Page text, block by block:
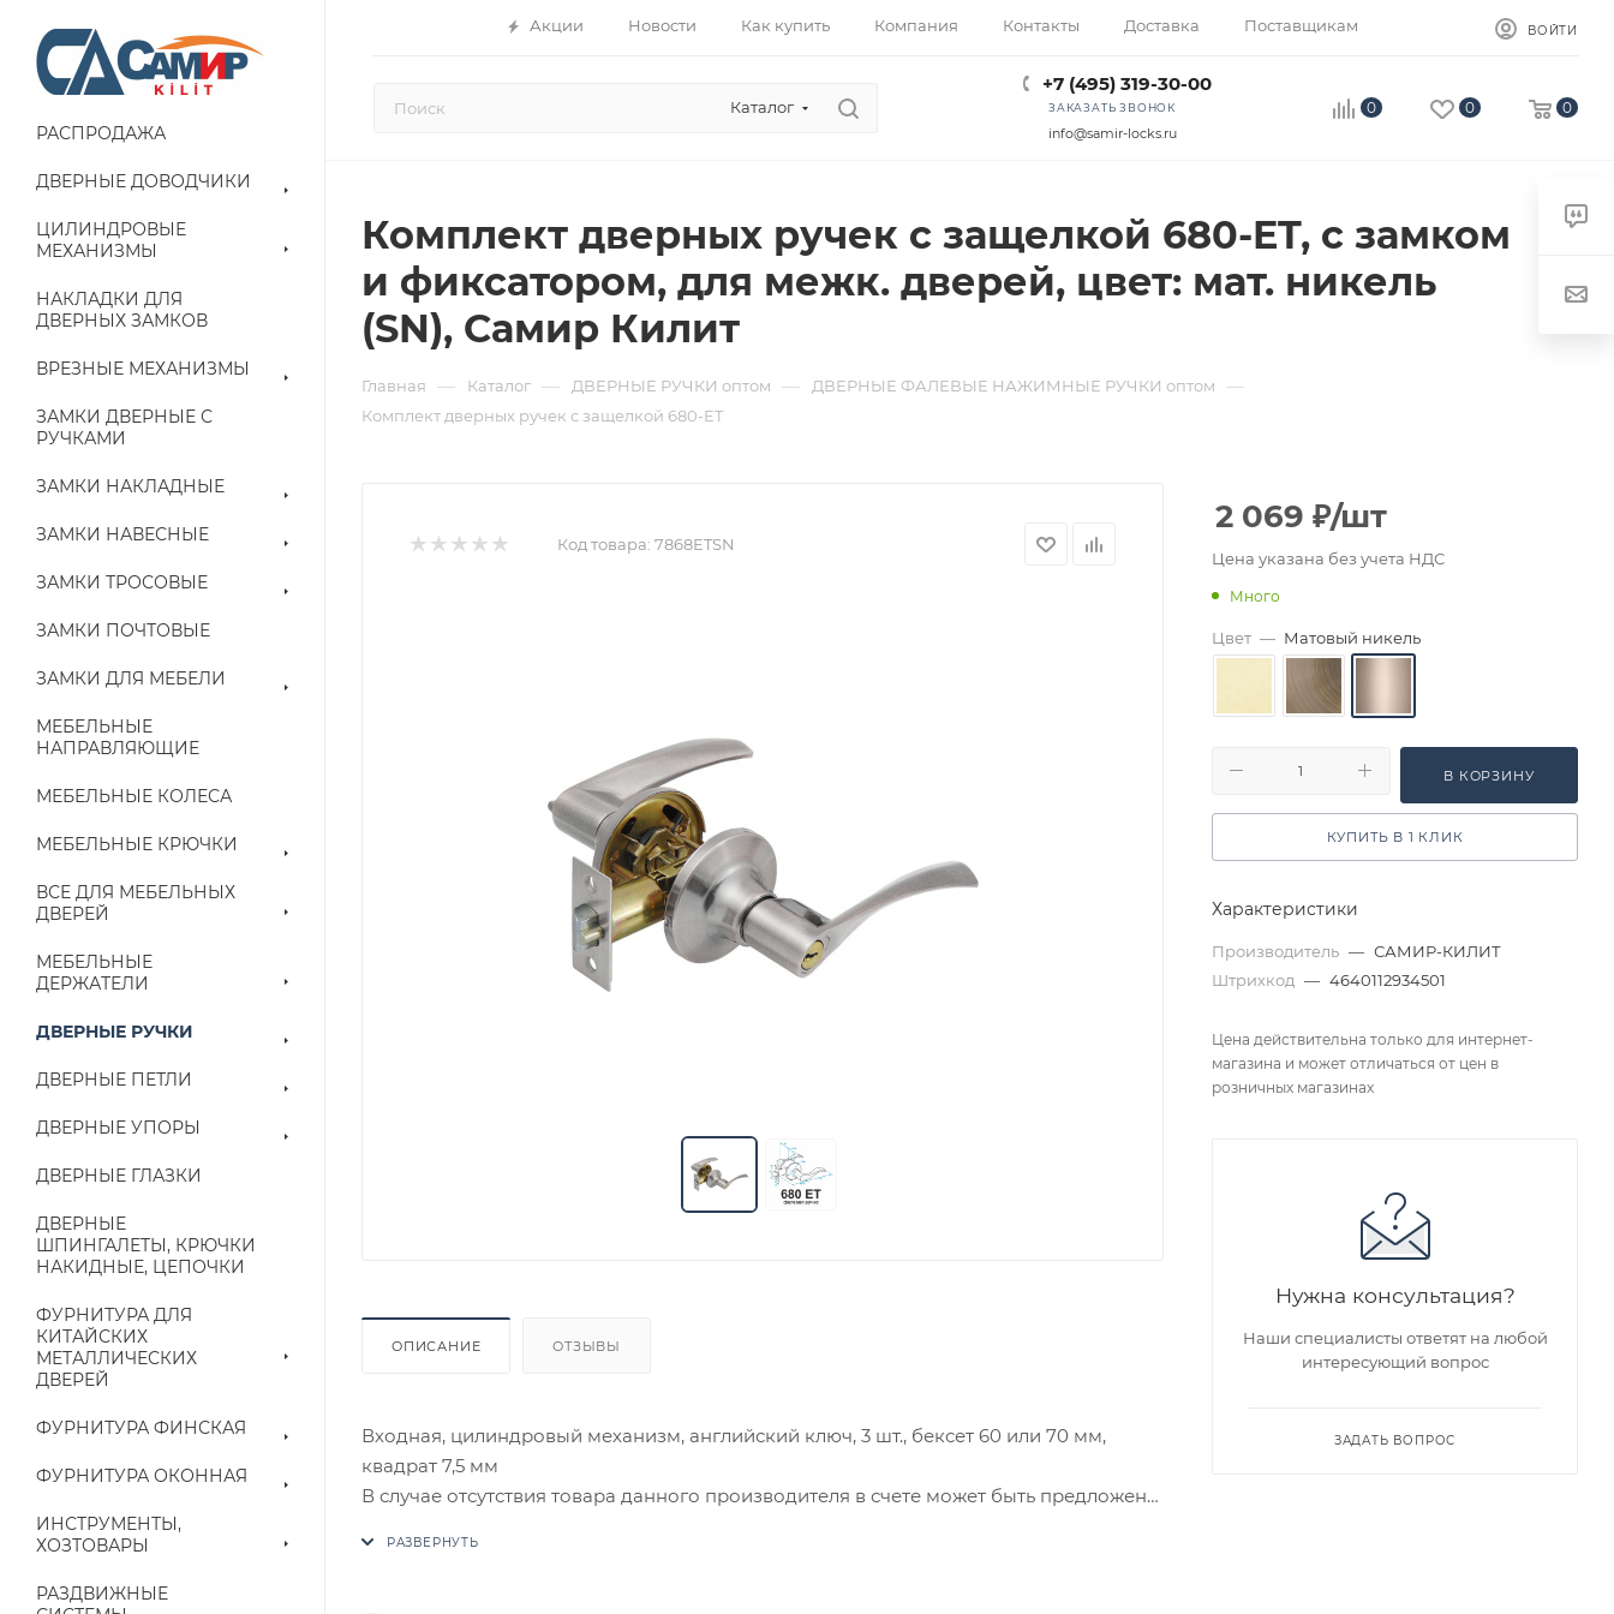
Акции Новости Как купить Компания Контакты Доставка Поставщикам ВОЙТИ
Каталог
+7 (495) 319-30-00
ЗАКАЗАТЬ ЗВОНОК
info@samir-locks.ru
0 0 0
РАСПРОДАЖА
ДВЕРНЫЕ ДОВОДЧИКИ
ЦИЛИНДРОВЫЕ
МЕХАНИЗМЫ
НАКЛАДКИ ДЛЯ
ДВЕРНЫХ ЗАМКОВ
ВРЕЗНЫЕ МЕХАНИЗМЫ
ЗАМКИ ДВЕРНЫЕ С
РУЧКАМИ
ЗАМКИ НАКЛАДНЫЕ
ЗАМКИ НАВЕСНЫЕ
ЗАМКИ ТРОСОВЫЕ
ЗАМКИ ПОЧТОВЫЕ
ЗАМКИ ДЛЯ МЕБЕЛИ
МЕБЕЛЬНЫЕ
НАПРАВЛЯЮЩИЕ
МЕБЕЛЬНЫЕ КОЛЕСА
МЕБЕЛЬНЫЕ КРЮЧКИ
ВСЕ ДЛЯ МЕБЕЛЬНЫХ
ДВЕРЕЙ
МЕБЕЛЬНЫЕ
ДЕРЖАТЕЛИ
ДВЕРНЫЕ РУЧКИ
ДВЕРНЫЕ ПЕТЛИ
ДВЕРНЫЕ УПОРЫ
ДВЕРНЫЕ ГЛАЗКИ
ДВЕРНЫЕ
ШПИНГАЛЕТЫ, КРЮЧКИ
НАКИДНЫЕ, ЦЕПОЧКИ
ФУРНИТУРА ДЛЯ
КИТАЙСКИХ
МЕТАЛЛИЧЕСКИХ
ДВЕРЕЙ
ФУРНИТУРА ФИНСКАЯ
ФУРНИТУРА ОКОННАЯ
ИНСТРУМЕНТЫ,
ХОЗТОВАРЫ
РАЗДВИЖНЫЕ
Комплект дверных ручек с защелкой 680-ET, с замком
и фиксатором, для межк. дверей, цвет: мат. никель
(SN), Самир Килит
Главная — Каталог — ДВЕРНЫЕ РУЧКИ оптом — ДВЕРНЫЕ ФАЛЕВЫЕ НАЖИМНЫЕ РУЧКИ оптом —
Комплект дверных ручек с защелкой 680-ET
Код товара: 7868ETSN
ОПИСАНИЕ ОТЗЫВЫ
Входная, цилиндровый механизм, английский ключ, 3 шт., бексет 60 или 70 мм,
квадрат 7,5 мм
В случае отсутствия товара данного производителя в счете может быть предложен
2 069 ₽/шт
Цена указана без учета НДС
Много
Цвет — Матовый никель
В КОРЗИНУ
КУПИТЬ В 1 КЛИК
Характеристики
Производитель — САМИР-КИЛИТ
Штрихкод — 4640112934501
Цена действительна только для интернет-
магазина и может отличаться от цен в
розничных магазинах
Нужна консультация?
Наши специалисты ответят на любой
интересующий вопрос
ЗАДАТЬ ВОПРОС